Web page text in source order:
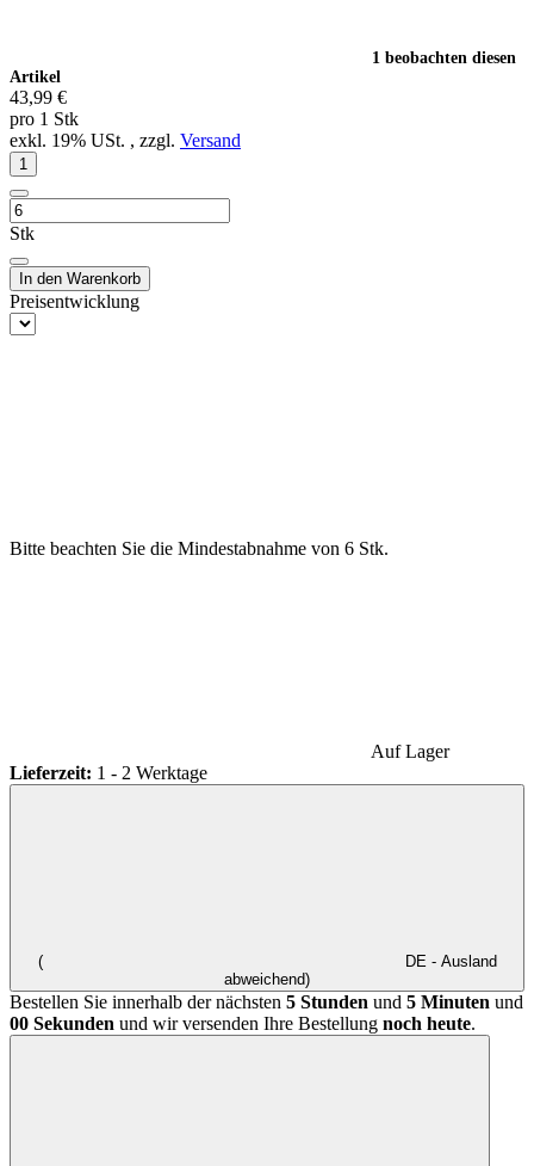
1 beobachten diesen
Artikel
43,99 €
pro 1 Stk
exkl. 19% USt. , zzgl. Versand
Stk
In den Warenkorb
Preisentwicklung
Bitte beachten Sie die Mindestabnahme von 6 Stk.
Auf Lager
Lieferzeit: 1 - 2 Werktage
(
DE - Ausland
abweichend)
Bestellen Sie innerhalb der nächsten 5 Stunden und 5 Minuten und
00 Sekunden und wir versenden Ihre Bestellung noch heute.